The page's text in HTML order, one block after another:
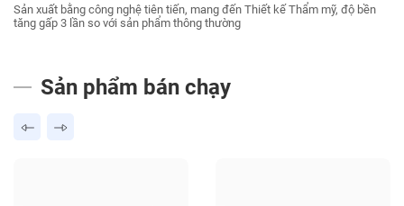
Sản xuất bằng công nghệ tiên tiến, mang đến Thiết kế Thẩm mỹ, độ bền
tăng gấp 3 lần so với sản phẩm thông thường
Sản phẩm bán chạy